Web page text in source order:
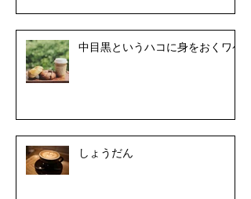
中目黒というハコに身をおくワケ
しょうだん